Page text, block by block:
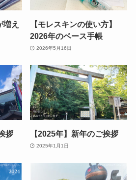
増え
【モレスキンの使い方】
2026年のベース手帳
2026年5月16日
拶 【2025年】新年のご挨拶
2025年1月1日